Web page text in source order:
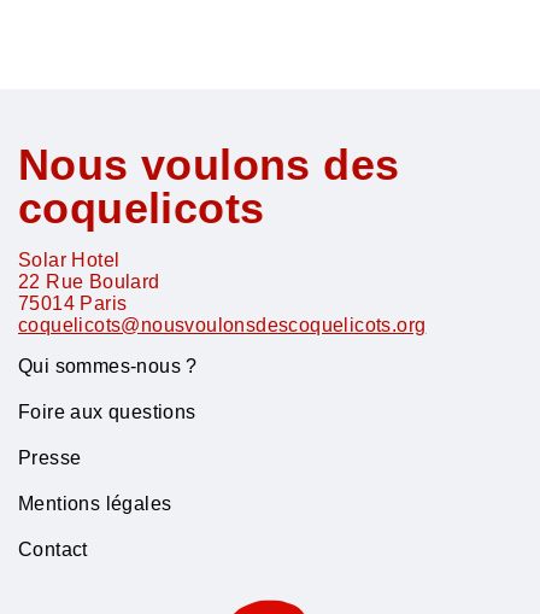
Nous voulons des
coquelicots
Solar Hotel
22 Rue Boulard
75014 Paris
coquelicots@nousvoulonsdescoquelicots.org
Qui sommes-nous ?
Foire aux questions
Presse
Mentions légales
Contact